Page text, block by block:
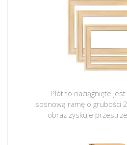
Płótno naciągnięte
sosnową ramę o grubości
obraz zyskuje